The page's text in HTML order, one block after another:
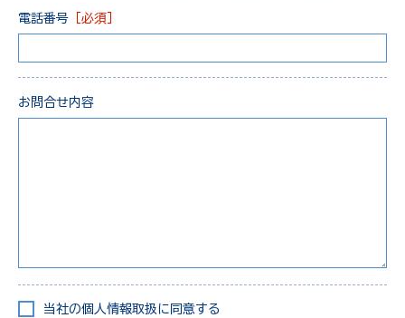
電話番号 ［必須］
お問合せ内容
当社の個人情報取扱に同意する